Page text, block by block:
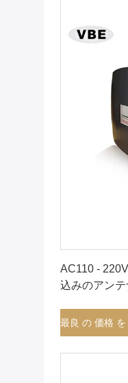
AC110 -
込みのアン
最良 の 価格 を